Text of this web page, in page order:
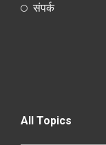
संपर्क
All Topics